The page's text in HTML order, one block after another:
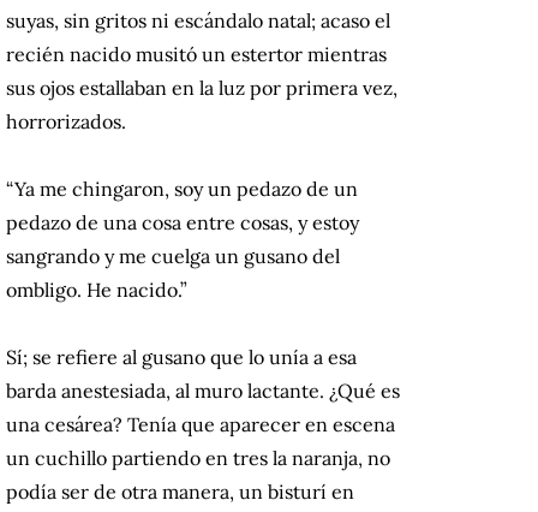
suyas, sin gritos ni escándalo natal; acaso el
recién nacido musitó un estertor mientras
sus ojos estallaban en la luz por primera vez,
horrorizados.
“Ya me chingaron, soy un pedazo de un
pedazo de una cosa entre cosas, y estoy
sangrando y me cuelga un gusano del
ombligo. He nacido.”
Sí; se refiere al gusano que lo unía a esa
barda anestesiada, al muro lactante. ¿Qué es
una cesárea? Tenía que aparecer en escena
un cuchillo partiendo en tres la naranja, no
podía ser de otra manera, un bisturí en